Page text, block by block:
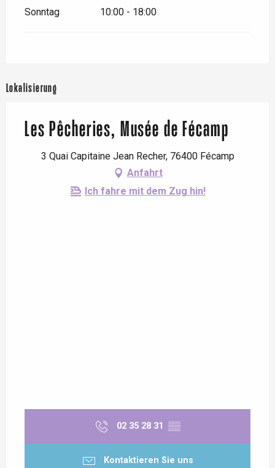
Sonntag 10:00 - 18:00
Lokalisierung
Les Pêcheries, Musée de Fécamp
3 Quai Capitaine Jean Recher, 76400 Fécamp
Anfahrt
Ich fahre mit dem Zug hin!
02 35 28 31 ▒▒
Kontaktieren Sie uns